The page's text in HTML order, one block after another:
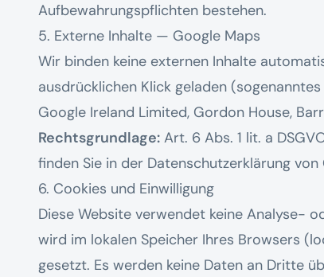
Aufbewahrungspflichten bestehen.
5. Externe Inhalte — Google Maps
Wir binden keine externen Inhalte
ausdrücklichen Klick geladen
Google Ireland Limited, Gordon House,
Rechtsgrundlage: Art. 6 Abs. 1 lit. a
finden Sie in der Datenschutzerklärung von
6. Cookies und Einwilligung
Diese Website verwendet keine Analyse-
wird im lokalen Speicher Ihres Browsers
gesetzt. Es werden keine Daten an Dritte